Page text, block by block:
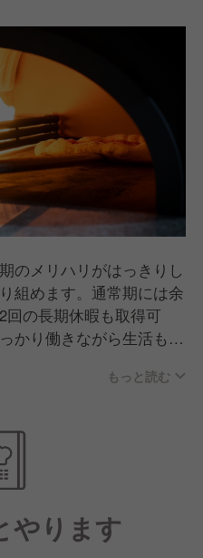
客様に提供することも
いクオリティの調理技術
ニュー開発にも積極的に
定から提案まで自分のア
です。
のメリハリがはっきりし
組めます。通常期には余
の長期休暇も取得可
かり働きながら生活も安
ならではのおもてなしの
を盛り上げていきません
もっと読む
やります